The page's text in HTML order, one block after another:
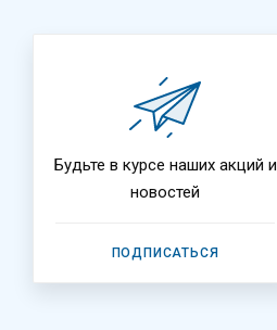
Будьте в курсе наших акций и
новостей
ПОДПИСАТЬСЯ